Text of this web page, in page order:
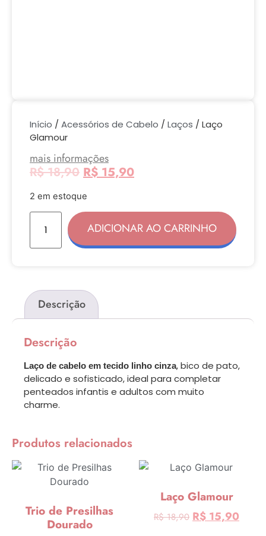
Início / Acessórios de Cabelo / Laços / Laço
Glamour
mais informações
R$18,90 R$15,90
2 em estoque
ADICIONAR AO CARRINHO
Descrição
Descrição
Laço de cabelo em tecido linho cinza, bico de pato,
delicado e sofisticado, ideal para completar
penteados infantis e adultos com muito
charme.
Produtos relacionados
Trio de Presilhas
Dourado
Laço Glamour
R$18,90 R$15,90